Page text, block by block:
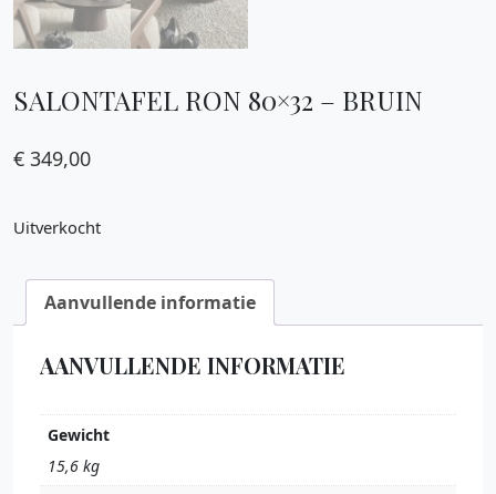
SALONTAFEL RON 80×32 – BRUIN
€ 349,00
Uitverkocht
Aanvullende informatie
AANVULLENDE INFORMATIE
Gewicht
15,6 kg